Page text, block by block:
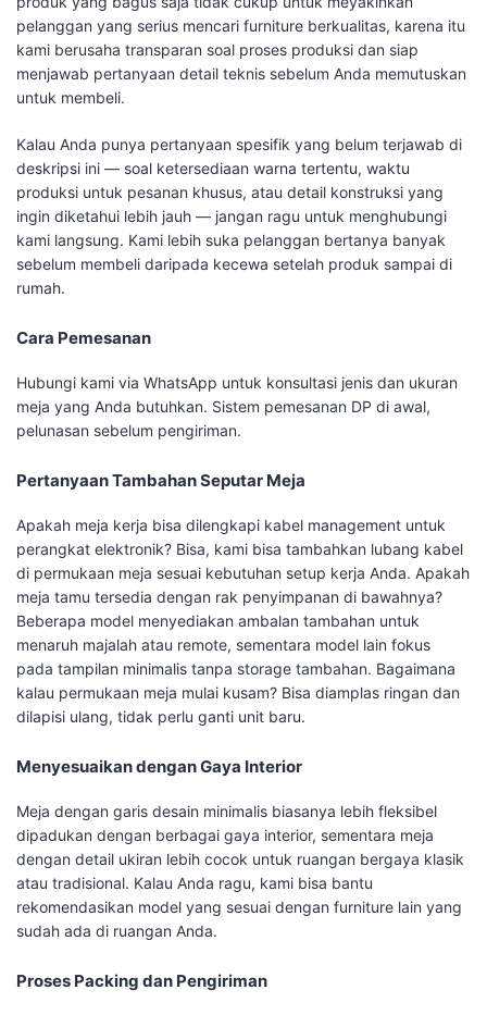
pelanggan yang serius mencari furniture berkualitas, karena itu
kami berusaha transparan soal proses produksi dan siap
menjawab pertanyaan detail teknis sebelum Anda memutuskan
untuk membeli.
Kalau Anda punya pertanyaan spesifik yang belum terjawab di
deskripsi ini — soal ketersediaan warna tertentu, waktu
produksi untuk pesanan khusus, atau detail konstruksi yang
ingin diketahui lebih jauh — jangan ragu untuk menghubungi
kami langsung. Kami lebih suka pelanggan bertanya banyak
sebelum membeli daripada kecewa setelah produk sampai di
rumah.
Cara Pemesanan
Hubungi kami via WhatsApp untuk konsultasi jenis dan ukuran
meja yang Anda butuhkan. Sistem pemesanan DP di awal,
pelunasan sebelum pengiriman.
Pertanyaan Tambahan Seputar Meja
Apakah meja kerja bisa dilengkapi kabel management untuk
perangkat elektronik? Bisa, kami bisa tambahkan lubang kabel
di permukaan meja sesuai kebutuhan setup kerja Anda. Apakah
meja tamu tersedia dengan rak penyimpanan di bawahnya?
Beberapa model menyediakan ambalan tambahan untuk
menaruh majalah atau remote, sementara model lain fokus
pada tampilan minimalis tanpa storage tambahan. Bagaimana
kalau permukaan meja mulai kusam? Bisa diamplas ringan dan
dilapisi ulang, tidak perlu ganti unit baru.
Menyesuaikan dengan Gaya Interior
Meja dengan garis desain minimalis biasanya lebih fleksibel
dipadukan dengan berbagai gaya interior, sementara meja
dengan detail ukiran lebih cocok untuk ruangan bergaya klasik
atau tradisional. Kalau Anda ragu, kami bisa bantu
rekomendasikan model yang sesuai dengan furniture lain yang
sudah ada di ruangan Anda.
Proses Packing dan Pengiriman